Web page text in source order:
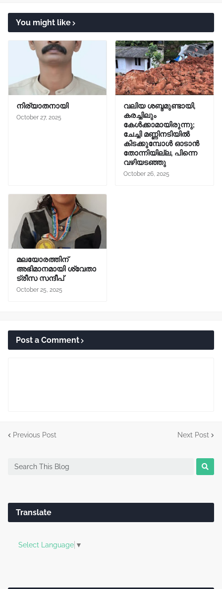
You might like
നിര്യാതനായി
October 27, 2025
വലിയ ശബ്ദമുണ്ടായി,
കരച്ചിലും
കേൾക്കാമായിരുന്നു;
ചേച്ചി മണ്ണിനടിയിൽ
കിടക്കുമ്പോൾ ഓടാൻ
തോന്നിയില്ല, പിന്നെ
വഴിയടഞ്ഞു
October 26, 2025
മലയോരത്തിന്
അഭിമാനമായി ശ്വേതാ
ട്രീസ സന്ദീപ്
October 25, 2025
Post a Comment
Previous Post Next Post
Translate
Select Language ▼